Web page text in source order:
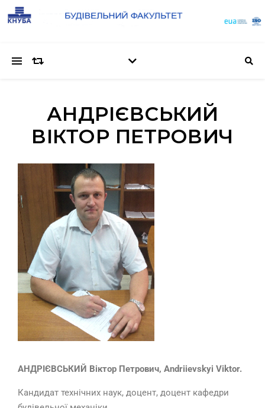
АНДРІЄВСЬКИЙ
ВІКТОР ПЕТРОВИЧ
АНДРІЄВСЬКИЙ Віктор Петрович, Andriievskyi Viktor.
Кандидат технічних наук, доцент, доцент кафедри